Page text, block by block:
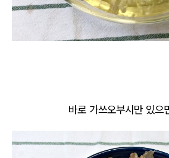
바로 가쓰오부시만 있으